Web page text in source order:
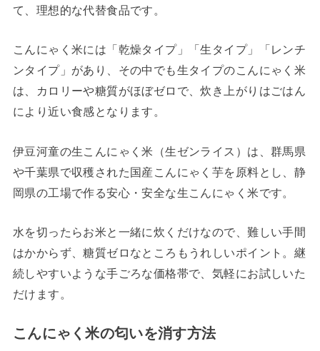
て、理想的な代替食品です。
こんにゃく米には「乾燥タイプ」「生タイプ」「レンチ
ンタイプ」があり、その中でも生タイプのこんにゃく米
は、カロリーや糖質がほぼゼロで、炊き上がりはごはん
により近い食感となります。
伊豆河童の生こんにゃく米（生ゼンライス）は、群馬県
や千葉県で収穫された国産こんにゃく芋を原料とし、静
岡県の工場で作る安心・安全な生こんにゃく米です。
水を切ったらお米と一緒に炊くだけなので、難しい手間
はかからず、糖質ゼロなところもうれしいポイント。継
続しやすいような手ごろな価格帯で、気軽にお試しいた
だけます。
こんにゃく米の匂いを消す方法